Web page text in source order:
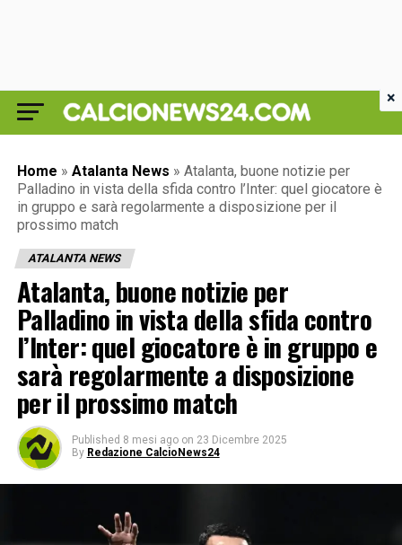
Home » Atalanta News » Atalanta, buone notizie per
Palladino in vista della sfida contro l’Inter: quel giocatore è
in gruppo e sarà regolarmente a disposizione per il
prossimo match
ATALANTA NEWS
Atalanta, buone notizie per
Palladino in vista della sfida contro
l’Inter: quel giocatore è in gruppo e
sarà regolarmente a disposizione
per il prossimo match
Published 8 mesi ago on 23 Dicembre 2025
By Redazione CalcioNews24
×